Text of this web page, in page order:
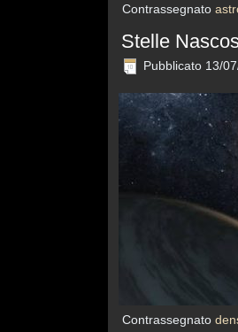
Contrassegnato
Stelle
Pubblicato 13/
Contrassegnato